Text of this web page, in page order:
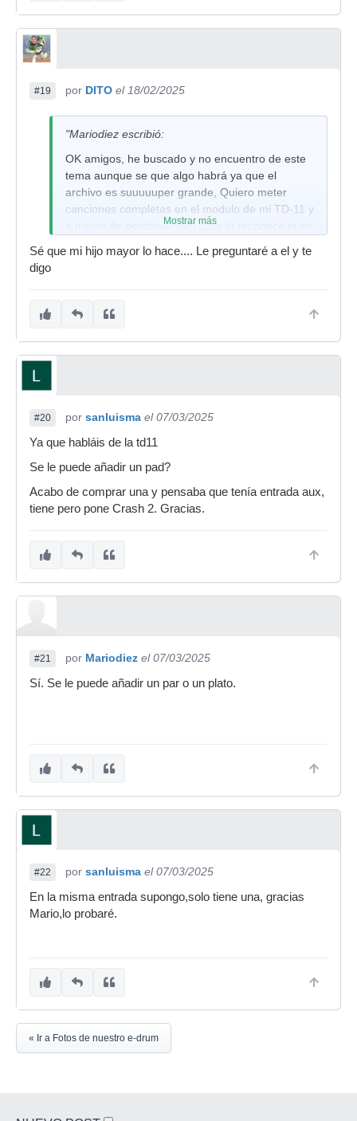
#19 por DITO el 18/02/2025
"Mariodiez escribió:
OK amigos, he buscado y no encuentro de este
tema aunque se que algo habrá ya que el
archivo es suuuuuper grande, Quiero meter
canciones completas en el modulo de mi TD-11 y
a través de pendriver mi TD no lo reconoce ni en
tradicionales, oses, copiar y pegar o enviar la
no meter en mi modulo canciones o no de una
Mostrar más
Sé que mi hijo mayor lo hace.... Le preguntaré a el y te
digo
#20 por sanluisma el 07/03/2025
Ya que habláis de la td11
Se le puede añadir un pad?
Acabo de comprar una y pensaba que tenía entrada aux,
tiene pero pone Crash 2. Gracias.
#21 por Mariodiez el 07/03/2025
Sí. Se le puede añadir un par o un plato.
#22 por sanluisma el 07/03/2025
En la misma entrada supongo,solo tiene una, gracias
Mario,lo probaré.
« Ir a Fotos de nuestro e-drum